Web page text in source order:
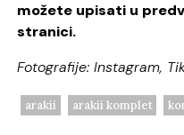
možete upisati u
stranici.
Fotografije: Instagram,
arakii arakii komplet